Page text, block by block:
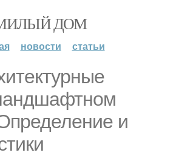
ДОМ
новости статьи
и